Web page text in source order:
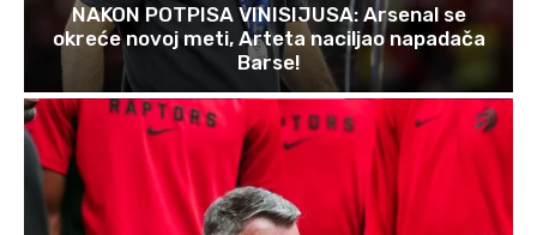
NAKON POTPISA VINISIJUSA: Arsenal se
okreće novoj meti, Arteta naciljao napadača
Barse!